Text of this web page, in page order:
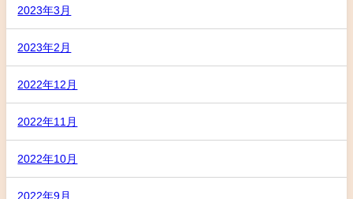
2023年3月
2023年2月
2022年12月
2022年11月
2022年10月
2022年9月